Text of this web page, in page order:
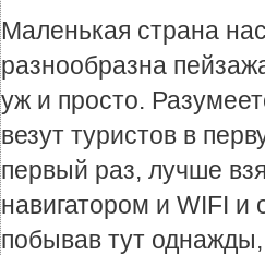
Маленькая страна
разнообразна
уж и просто.
везут туристов в
первый раз, лучше
навигатором и WIFI и
побывав тут